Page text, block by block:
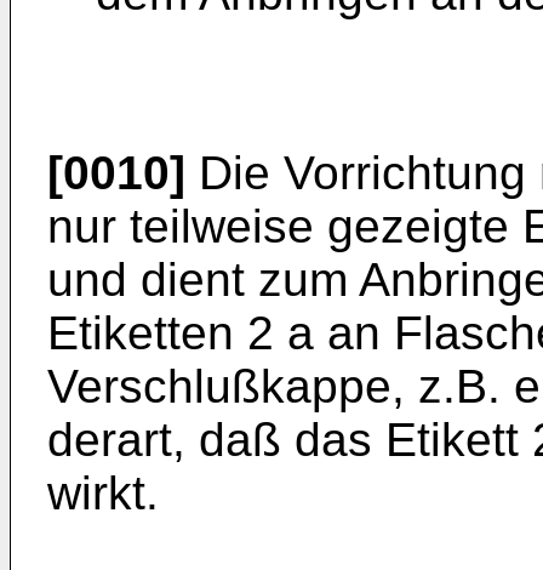
[0010] Die
nur teilweise gezeigte
und dient zum
Etiketten 2 a an
Verschlußkappe, z.B.
derart, daß das Etikett
wirkt.